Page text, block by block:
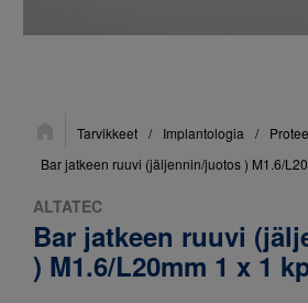
Sijainti:Tarvikkeet / Implantologia /
Bar jatkeen ruuvi (jäljennin/juotos ) M1.6/
ALTATEC
Bar jatkeen ruuvi
) M1.6/L20mm 1 x 1